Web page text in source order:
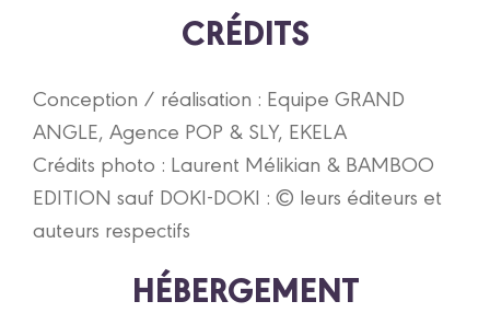
CRÉDITS
Conception / réalisation : Equipe GRAND
ANGLE, Agence POP & SLY, EKELA
Crédits photo : Laurent Mélikian & BAMBOO
EDITION ​sauf DOKI-DOKI : ​© leurs éditeurs et
auteurs respectifs
HÉBERGEMENT